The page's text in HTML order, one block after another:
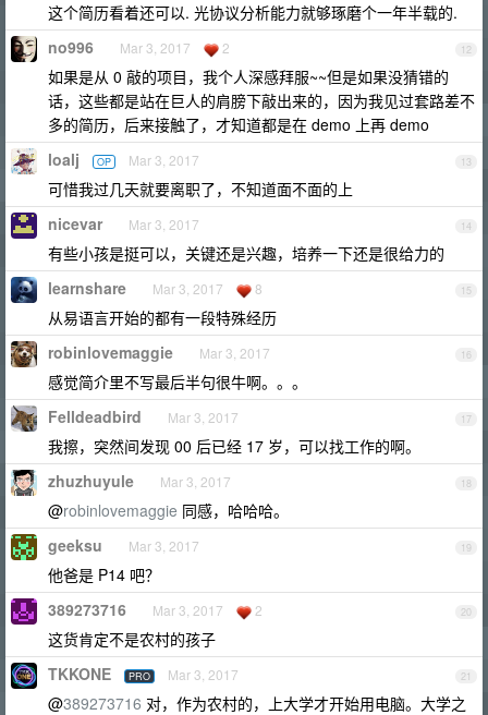
这个简历看着还可以. 光协议分析能力就够琢磨个一年半载的.
12
no996 Mar 3, 2017 2
如果是从 0 敲的项目，我个人深感拜服~~但是如果没猜错的
话，这些都是站在巨人的肩膀下敲出来的，因为我见过套路差不
多的简历，后来接触了，才知道都是在 demo 上再 demo
13
loalj OP Mar 3, 2017
可惜我过几天就要离职了，不知道面不面的上
14
nicevar Mar 3, 2017
有些小孩是挺可以，关键还是兴趣，培养一下还是很给力的
15
learnshare Mar 3, 2017 8
从易语言开始的都有一段特殊经历
16
robinlovemaggie Mar 3, 2017
感觉简介里不写最后半句很牛啊。。。
17
Felldeadbird Mar 3, 2017
我擦，突然间发现 00 后已经 17 岁，可以找工作的啊。
18
zhuzhuyule Mar 3, 2017
@robinlovemaggie 同感，哈哈哈。
19
geeksu Mar 3, 2017
他爸是 P14 吧？
20
389273716 Mar 3, 2017 2
这货肯定不是农村的孩子
21
TKKONE PRO Mar 3, 2017
@389273716 对，作为农村的，上大学才开始用电脑。大学之